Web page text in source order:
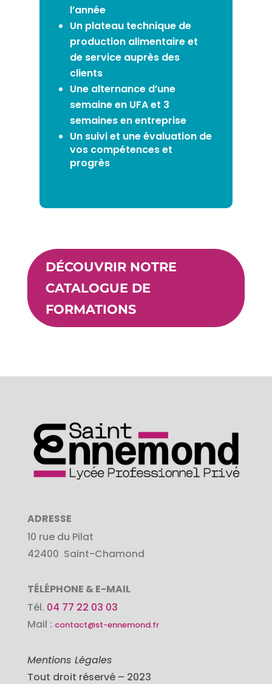
l’année
Un plateau technique de
production alimentaire et
de service auprès des
clients
Une alternance d’une
semaine en UFA et 3
semaines en entreprise
Un suivi et une évaluation de
vos compétences et
progrès
DÉCOUVRIR NOTRE
CATALOGUE DE
FORMATIONS
ADRESSE
10 rue du Pilat
42400 Saint-Chamond
TÉLÉPHONE & E-MAIL
Tél. 04 77 22 03 03
Mail : contact@st-ennemond.fr
Mentions Légales
Tout droit réservé – 2023